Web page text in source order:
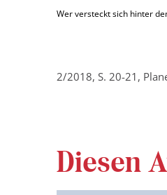
Wer versteckt sich hinter
2/2018, S. 20-21,
Diesen